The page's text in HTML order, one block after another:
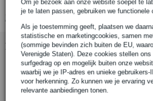
Om je bezoek aan onze website soepel te
je te laten passen, gebruiken we functionele
Als je toestemming geeft, plaatsen we
statistische en marketingcookies, samen
(sommige bevinden zich buiten de EU,
Verenigde Staten). Deze cookies stellen
surfgedrag op en mogelijk buiten onze
waarbij we je IP-adres en unieke gebruikers-
voor herkenning. Zo kunnen we je ervaring
relevante aanbiedingen tonen.
Bekijk alle productspecificaties
Bekijk ook eens (7)